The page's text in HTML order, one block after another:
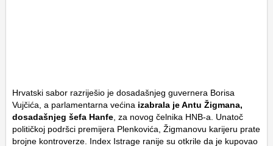
Hrvatski sabor razriješio je dosadašnjeg guvernera Borisa
Vujčića, a parlamentarna većina izabrala je Antu Žigmana,
dosadašnjeg šefa Hanfe , za novog čelnika HNB-a. Unatoč
političkoj podršci premijera Plenkovića, Žigmanovu karijeru prate
brojne kontroverze. Index Istrage ranije su otkrile da je kupovao